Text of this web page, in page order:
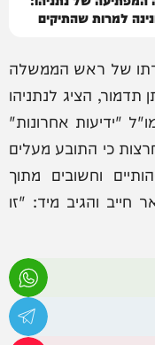
למרות שהתיקים
של ראש הממשלה
תדמור, הציג לנתניהו
"ידיעות אחרונות"
כי התובע מעלים
וחשובים מתוך
והגיב מיד: "זו